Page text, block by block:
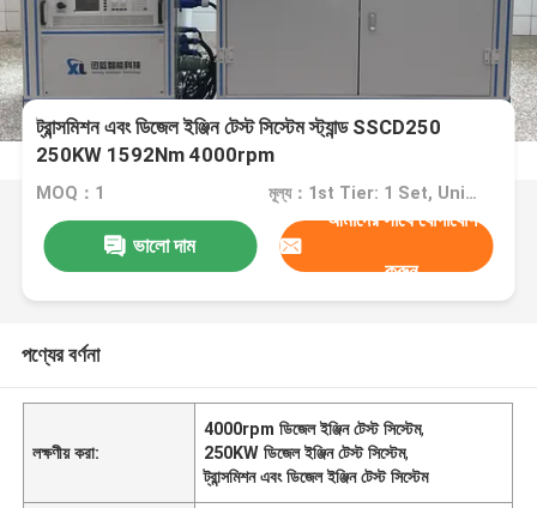
ট্রান্সমিশন এবং ডিজেল ইঞ্জিন টেস্ট সিস্টেম স্ট্যান্ড SSCD250
250KW 1592Nm 4000rpm
MOQ：1 মূল্য：1st Tier: 1 Set, Unit Price USD 3.00 2nd Tier: 2-5 Sets, Unit Price USD 2.00 3rd Tier: Over 5 Sets, Unit Price USD 1.00
ভালো দাম
আমাদের সাথে যোগাযোগ
করুন
পণ্যের বর্ণনা
লক্ষণীয় করা:
4000rpm ডিজেল ইঞ্জিন টেস্ট সিস্টেম,
250KW ডিজেল ইঞ্জিন টেস্ট সিস্টেম,
ট্রান্সমিশন এবং ডিজেল ইঞ্জিন টেস্ট সিস্টেম